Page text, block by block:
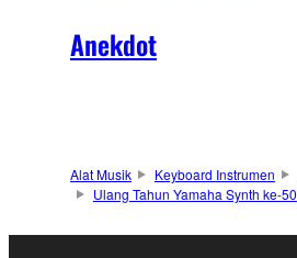
Anekdot
Alat Musik Keyboard Instrumen
Ulang Tahun Yamaha Synth ke-50